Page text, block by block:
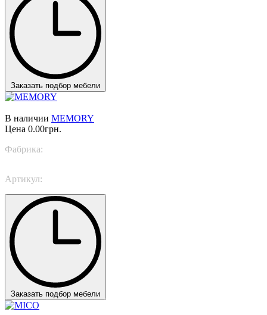
Заказать подбор мебели
В наличии MEMORY
Цена 0.00грн.
Фабрика:
Артикул:
Заказать подбор мебели